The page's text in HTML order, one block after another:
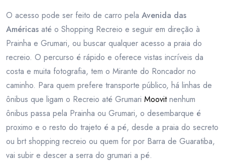
O acesso pode ser feito de carro pela Avenida das
Américas até o Shopping Recreio e seguir em direção à
Prainha e Grumari, ou buscar qualquer acesso a praia do
recreio. O percurso é rápido e oferece vistas incríveis da
costa e muita fotografia, tem o Mirante do Roncador no
caminho. Para quem prefere transporte público, há linhas de
ônibus que ligam o Recreio até Grumari Moovitnenhum
ônibus passa pela Prainha ou Grumari, o desembarque é
proximo e o resto do trajeto é a pé, desde a praia do secreto
ou brt shopping recreio ou quem for por Barra de Guaratiba,
vai subir e descer a serra do grumari a pé.